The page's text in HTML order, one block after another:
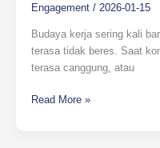
Engagement/ 2026-01-15
Budaya kerja sering kali
terasa tidak beres. Saat
terasa canggung, atau
Read More »